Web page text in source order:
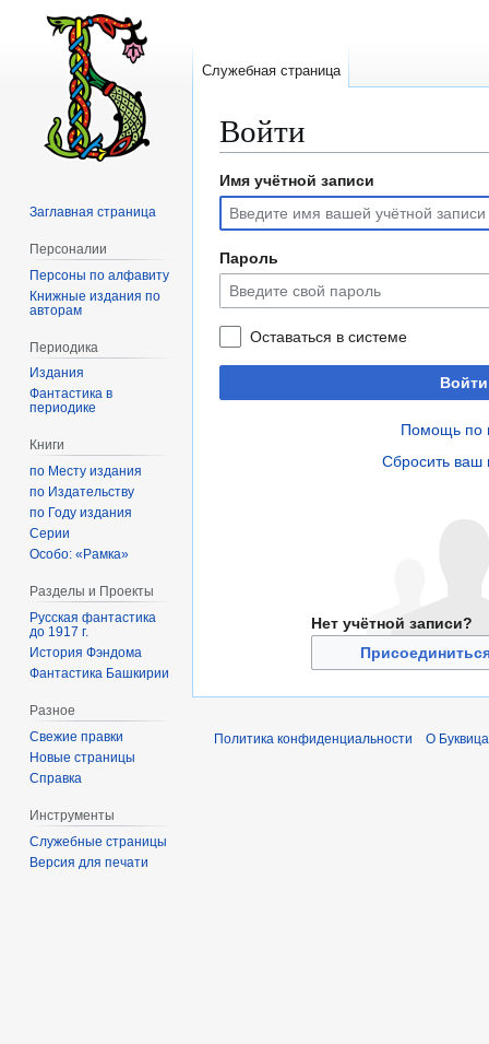
Войти
Перейти
навигации
Перейти
поиску
Имя учётной записи
Пароль
Оставаться в системе
Войти
Помощь по
Сбросить ваш
Нет учётной записи?
Служебная страница
Заглавная страница
Персоналии
Персоны по алфавиту
Книжные издания по
авторам
Периодика
Издания
Фантастика в
периодике
Книги
по Месту издания
по Издательству
по Году издания
Серии
Особо: «Рамка»
Разделы и Проекты
Русская фантастика
до 1917 г.
История Фэндома
Фантастика Башкирии
Разное
Свежие правки
Новые страницы
Справка
Инструменты
Служебные страницы
Версия для печати
Политика конфиденциальности О Буквица